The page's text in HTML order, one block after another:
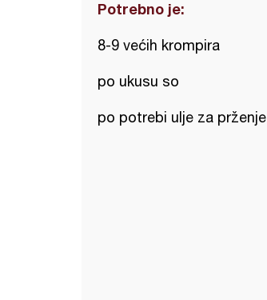
Potrebno je:
8-9 većih krompira
po ukusu so
po potrebi ulje za prženje